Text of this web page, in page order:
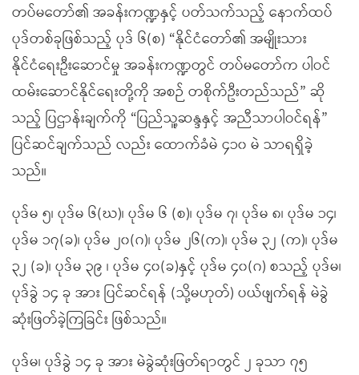
တပ်မတော်၏ အခန်းကဏ္ဍနှင့် ပတ်သက်သည့် နောက်ထပ်
ပုဒ်တစ်ခုဖြစ်သည့် ပုဒ် ၆(စ) “နိုင်ငံတော်၏ အမျိုးသား
နိုင်ငံရေးဦးဆောင်မှု အခန်းကဏ္ဍတွင် တပ်မတော်က ပါဝင်
ထမ်းဆောင်နိုင်ရေးတို့ကို အစဉ် တစိုက်ဦးတည်သည်” ဆို
သည့် ပြဌာန်းချက်ကို “ပြည်သူ့ဆန္ဒနှင့် အညီသာပါဝင်ရန်”
ပြင်ဆင်ချက်သည် လည်း ထောက်ခံမဲ ၄၁၀ မဲ သာရရှိခဲ့
သည်။
ပုဒ်မ ၅၊ ပုဒ်မ ၆(ဃ)၊ ပုဒ်မ ၆ (စ)၊ ပုဒ်မ ၇၊ ပုဒ်မ ၈၊ ပုဒ်မ ၁၄၊
ပုဒ်မ ၁၇(ခ)၊ ပုဒ်မ ၂၀(ဂ)၊ ပုဒ်မ ၂၆(က)၊ ပုဒ်မ ၃၂ (က)၊ ပုဒ်မ
၃၂ (ခ)၊ ပုဒ်မ ၃၉ ၊ ပုဒ်မ ၄၀(ခ)နှင့် ပုဒ်မ ၄၀(ဂ) စသည့် ပုဒ်မ၊
ပုဒ်ခွဲ ၁၄ ခု အား ပြင်ဆင်ရန် (သို့မဟုတ်) ပယ်ဖျက်ရန် မဲခွဲ
ဆုံးဖြတ်ခဲ့ကြခြင်း ဖြစ်သည်။
ပုဒ်မ၊ ပုဒ်ခွဲ ၁၄ ခု အား မဲခွဲဆုံးဖြတ်ရာတွင် ၂ ခုသာ ၇၅